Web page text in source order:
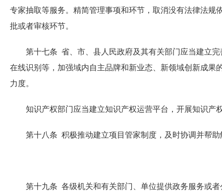
专家抽取等服务。精简管理事项和环节，取消没有法律法
批或者审核环节。
第十七条 省、市、县人民政府及其有关部门应当建立完
在线识别等，加强域内自主品牌和新业态、新领域创新成
力度。
知识产权部门应当建立知识产权运营平台，开展知识产
第十八条 积极推动建立项目管家制度，及时协调并帮助
第十九条 各级机关和有关部门、单位提供政务服务或者